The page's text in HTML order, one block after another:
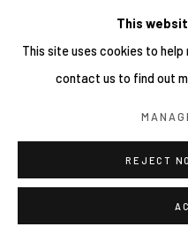
This
This site uses cookies to
contact us to find out
REJECT